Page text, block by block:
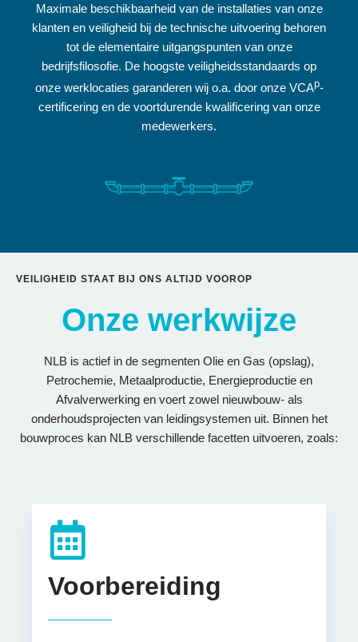
Maximale beschikbaarheid van de installaties van onze
klanten en veiligheid bij de technische uitvoering behoren
tot de elementaire uitgangspunten van onze
bedrijfsfilosofie. De hoogste veiligheidsstandaards op
onze werklocaties garanderen wij o.a. door onze VCAp-
certificering en de voortdurende kwalificering van onze
medewerkers.
VEILIGHEID STAAT BIJ ONS ALTIJD VOOROP
Onze werkwijze
NLB is actief in de segmenten Olie en Gas (opslag),
Petrochemie, Metaalproductie, Energieproductie en
Afvalverwerking en voert zowel nieuwbouw- als
onderhoudsprojecten van leidingsystemen uit. Binnen het
bouwproces kan NLB verschillende facetten uitvoeren, zoals:
Voorbereiding